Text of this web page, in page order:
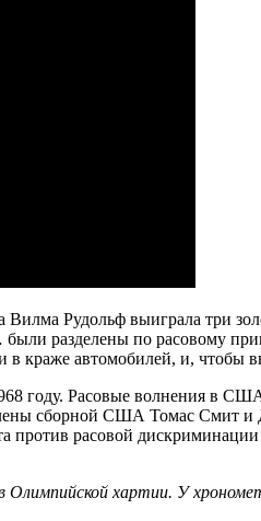
Рудольф выиграла три
разделены по расовому
краже автомобилей, и,
Расовые волнения в США
сборной США Томас Смит
против расовой
в Олимпийской хартии. У